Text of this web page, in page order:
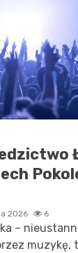
2026 6
–
muzykę,